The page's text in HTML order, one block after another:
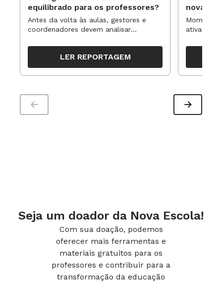
nos comentários!
Um abraço,
equilibrado para os professores?
Antes da volta às aulas, gestores e
coordenadores devem analisar
organizar ações para orientar o
trabalho pedagógico ao longo do
período
LER REPORTAGEM
novas
ativa
propostas
Seja um doador da Nova Escola!
Com sua doação, podemos
oferecer mais ferramentas e
materiais gratuitos para os
professores e contribuir para a
transformação da educação